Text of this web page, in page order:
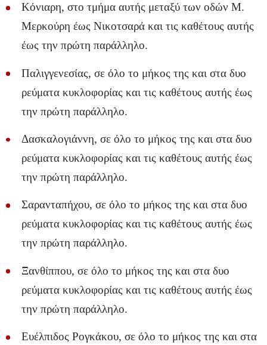
Κόνιαρη, στο τμήμα αυτής μεταξύ των οδών Μ.
Μερκούρη έως Νικοτσαρά και τις καθέτους αυτής
έως την πρώτη παράλληλο.
Παλιγγενεσίας, σε όλο το μήκος της και στα δυο
ρεύματα κυκλοφορίας και τις καθέτους αυτής έως
την πρώτη παράλληλο.
Δασκαλογιάννη, σε όλο το μήκος της και στα δυο
ρεύματα κυκλοφορίας και τις καθέτους αυτής έως
την πρώτη παράλληλο.
Σαρανταπήχου, σε όλο το μήκος της και στα δυο
ρεύματα κυκλοφορίας και τις καθέτους αυτής έως
την πρώτη παράλληλο.
Ξανθίππου, σε όλο το μήκος της και στα δυο
ρεύματα κυκλοφορίας και τις καθέτους αυτής έως
την πρώτη παράλληλο.
Ευέλπιδος Ρογκάκου, σε όλο το μήκος της και στα